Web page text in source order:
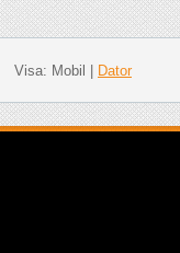
Visa: Mobil Dator